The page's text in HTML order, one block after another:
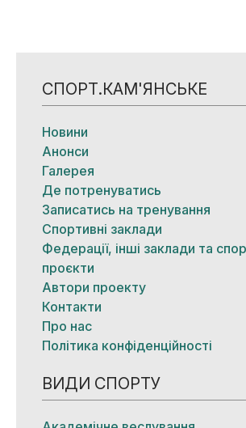
СПОРТ.КАМ'ЯНСЬКЕ
Новини
Анонси
Галерея
Де потренуватись
Записатись на тренування
Спортивні заклади
Федерації, інші заклади та
проєкти
Автори проекту
Контакти
Про нас
Політика конфіденційності
ВИДИ СПОРТУ